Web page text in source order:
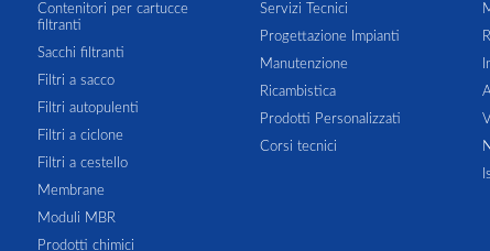
Contenitori per cartucce
filtranti
Sacchi filtranti
Filtri a sacco
Filtri autopulenti
Filtri a ciclone
Filtri a cestello
Membrane
Moduli MBR
Prodotti chimici
Servizi Tecnici
Progettazione Impianti
Manutenzione
Ricambistica
Prodotti Personalizzati
Corsi tecnici